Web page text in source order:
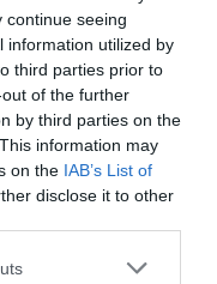
continue seeing
information utilized by
third parties prior to
of the further
by third parties on the
information may
on the IAB’s List of
disclose it to other
x 22.89 cm x
- z podstawką
1.2 (HDCP)
1. downstream